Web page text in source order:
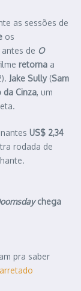
as sessões de
os
antes de O
retorna a
Jake Sully(Sam
da Cinza, um
US$ 2,34
rodada de
chega
pra saber